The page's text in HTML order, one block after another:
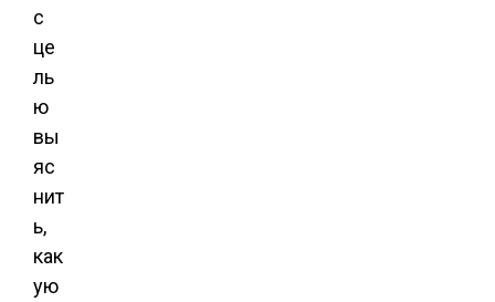
с
це
ль
ю
вы
яс
нит
ь,
как
ую